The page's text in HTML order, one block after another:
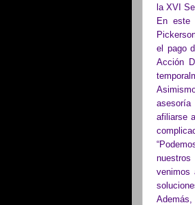
la XVI
En este
el pago
Acción
afiliarse
nuestros
venimos